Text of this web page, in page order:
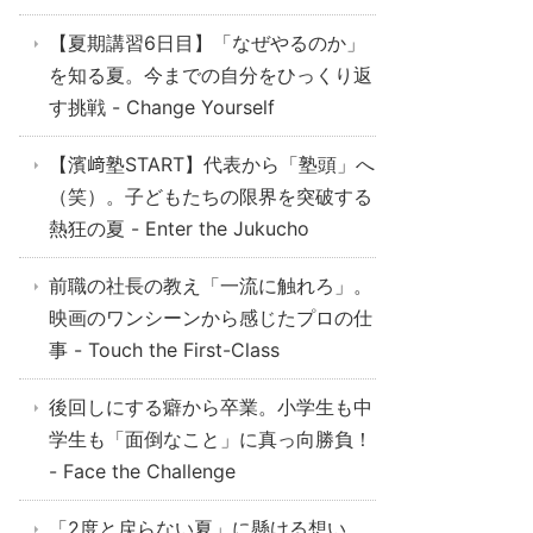
【夏期講習6日目】「なぜやるのか」
を知る夏。今までの自分をひっくり返
す挑戦 - Change Yourself
【濱﨑塾START】代表から「塾頭」へ
（笑）。子どもたちの限界を突破する
熱狂の夏 - Enter the Jukucho
前職の社長の教え「一流に触れろ」。
映画のワンシーンから感じたプロの仕
事 - Touch the First-Class
後回しにする癖から卒業。小学生も中
学生も「面倒なこと」に真っ向勝負！
- Face the Challenge
「2度と戻らない夏」に懸ける想い。